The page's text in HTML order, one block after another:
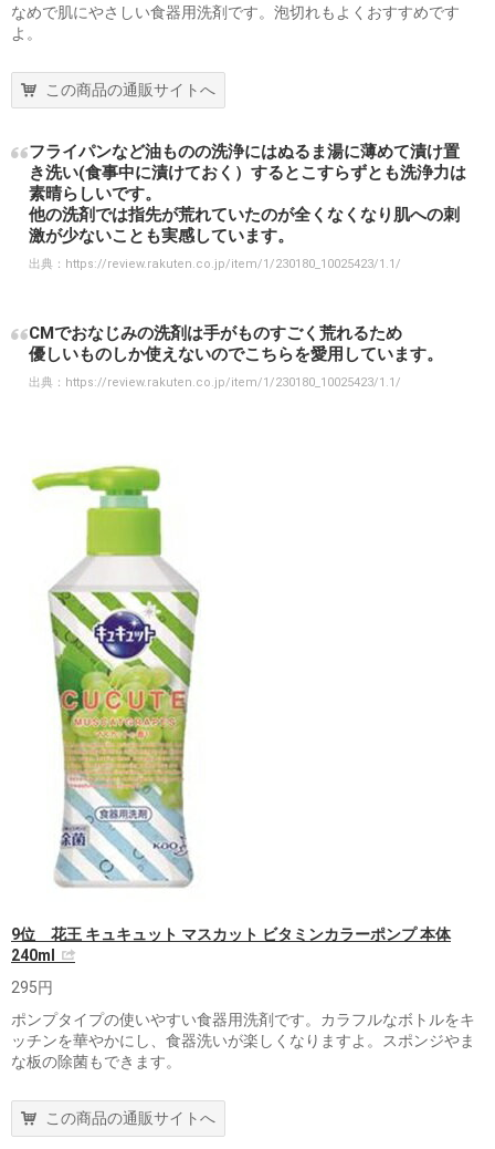
なめで肌にやさしい食器用洗剤です。泡切れもよくおすすめです
よ。
この商品の通販サイトへ
フライパンなど油ものの洗浄にはぬるま湯に薄めて漬け置
き洗い(食事中に漬けておく）するとこすらずとも洗浄力は
素晴らしいです。
他の洗剤では指先が荒れていたのが全くなくなり肌への刺
激が少ないことも実感しています。
出典： https://review.rakuten.co.jp/item/1/230180_10025423/1.1/
CMでおなじみの洗剤は手がものすごく荒れるため
優しいものしか使えないのでこちらを愛用しています。
出典： https://review.rakuten.co.jp/item/1/230180_10025423/1.1/
9位 花王 キュキュット マスカット ビタミンカラーポンプ 本体
240ml
295円
ポンプタイプの使いやすい食器用洗剤です。カラフルなボトルをキ
ッチンを華やかにし、食器洗いが楽しくなりますよ。スポンジやま
な板の除菌もできます。
この商品の通販サイトへ